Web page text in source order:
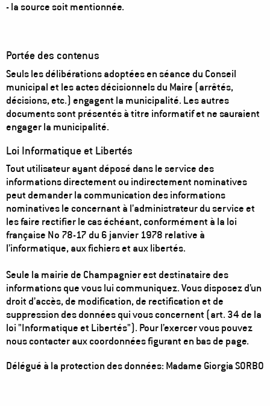
- la source soit mentionnée.
Portée des contenus
Seuls les délibérations adoptées en séance du Conseil
municipal et les actes décisionnels du Maire (arrêtés,
décisions, etc.) engagent la municipalité. Les autres
documents sont présentés à titre informatif et ne sauraient
engager la municipalité.
Loi Informatique et Libertés
Tout utilisateur ayant déposé dans le service des
informations directement ou indirectement nominatives
peut demander la communication des informations
nominatives le concernant à l’administrateur du service et
les faire rectifier le cas échéant, conformément à la loi
française No 78-17 du 6 janvier 1978 relative à
l’informatique, aux fichiers et aux libertés.
Seule la mairie de Champagnier est destinataire des
informations que vous lui communiquez. Vous disposez d’un
droit d’accès, de modification, de rectification et de
suppression des données qui vous concernent (art. 34 de la
loi "Informatique et Libertés"). Pour l’exercer vous pouvez
nous contacter aux coordonnées figurant en bas de page.
Délégué à la protection des données: Madame Giorgia SORBO